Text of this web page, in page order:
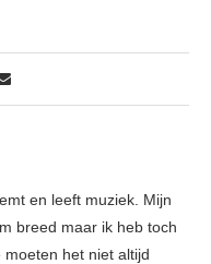
en leeft muziek. Mijn
breed maar ik heb toch
het niet altijd